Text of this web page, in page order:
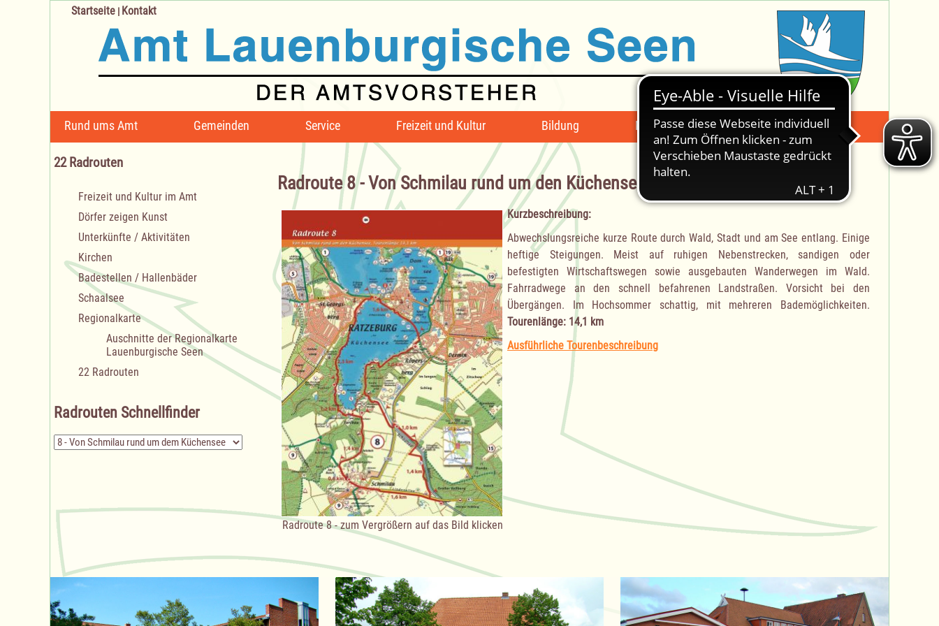
Navigation
überspringen
Rund ums Amt Gemeinden Service Freizeit und Kultur Bildung Mängelmeldung Suche -
Startseite | Kontakt
Radroute 8 - Von Schmilau rund um den Küchensee
Radroute 8 - zum Vergrößern auf das Bild klicken
Kurzbeschreibung:
Abwechslungsreiche kurze Route durch Wald, Stadt und am See entlang. Einige
heftige Steigungen. Meist auf ruhigen Nebenstrecken, sandigen oder
befestigten Wirtschaftswegen sowie ausgebauten Wanderwegen im Wald.
Fahrradwege an den schnell befahrenen Landstraßen. Vorsicht bei den
Übergängen. Im Hochsommer schattig, mit mehreren Bademöglichkeiten.
Tourenlänge: 14,1 km
Ausführliche Tourenbeschreibung
22 Radrouten
Navigation
überspringen
Freizeit und Kultur im Amt
Dörfer zeigen Kunst
Unterkünfte / Aktivitäten
Kirchen
Badestellen / Hallenbäder
Schaalsee
Regionalkarte
Auschnitte der Regionalkarte
Lauenburgische Seen
22 Radrouten
Radrouten Schnellfinder
Zielseite